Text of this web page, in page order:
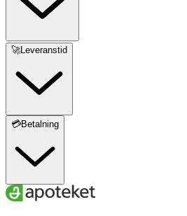
🚀Leveranstid
💳Betalning